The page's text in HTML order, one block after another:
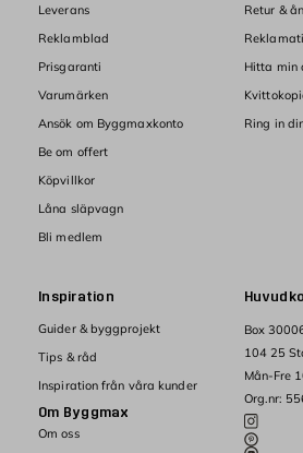
Box
104 25
Mån-Fre
Org.nr:
Leverans
Reklamblad
Prisgaranti
Varumärken
Ansök om Byggmaxkonto
Be om offert
Köpvillkor
Låna släpvagn
Bli medlem
Retur &
Hitta min
Ring in
Inspiration
Guider & byggprojekt
Tips & råd
Inspiration från våra kunder
Om Byggmax
Om oss